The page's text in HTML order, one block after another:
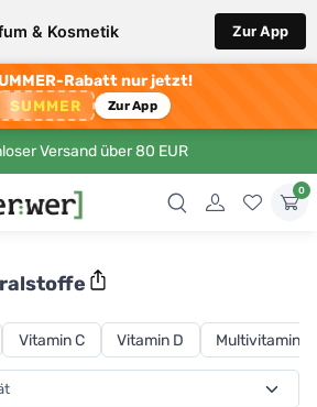
& Kosmetik Zur App
Rabatt nur jetzt!
SUMMER Zur App
Versand über 80 EUR
0
Vitamin C Vitamin D Multivitamine